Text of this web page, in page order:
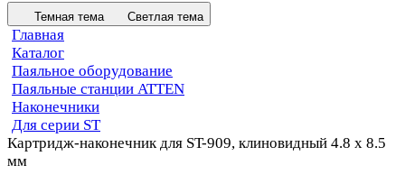
Темная тема Светлая тема
Главная
Каталог
Паяльное оборудование
Паяльные станции ATTEN
Наконечники
Для серии ST
Картридж-наконечник для ST-909, клиновидный 4.8 х 8.5
мм